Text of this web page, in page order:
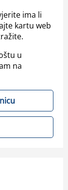
ima li
kartu web
u
na